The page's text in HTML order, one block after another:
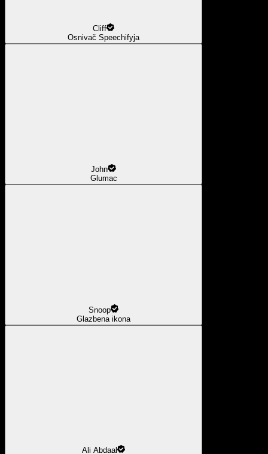
Cliff
Osnivač Speechifyja
John
Glumac
Snoop
Glazbena ikona
Ali Abdaal